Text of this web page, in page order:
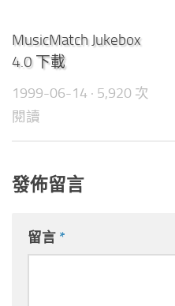
MusicMatch Jukebox
4.0 下載
1999-06-14 · 5,920 次
閱讀
發佈留言
留言 *